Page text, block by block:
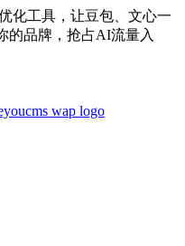
化工具，让豆包、文心一
的品牌，抢占AI流量入